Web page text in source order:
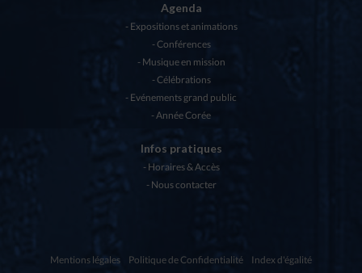
Agenda
Expositions et animations
Conférences
Musique en mission
Célébrations
Evénements grand public
Année Corée
Infos pratiques
Horaires & Accès
Nous contacter
Mentions légales Politique de Confidentialité
Index d'égalité